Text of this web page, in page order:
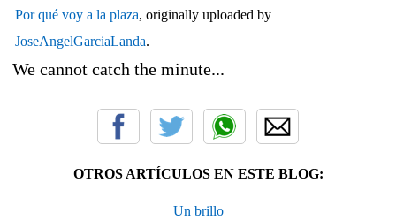
Por qué voy a la plaza, originally uploaded by
JoseAngelGarciaLanda.
We cannot catch the minute...
OTROS ARTÍCULOS EN ESTE BLOG:
Un brillo